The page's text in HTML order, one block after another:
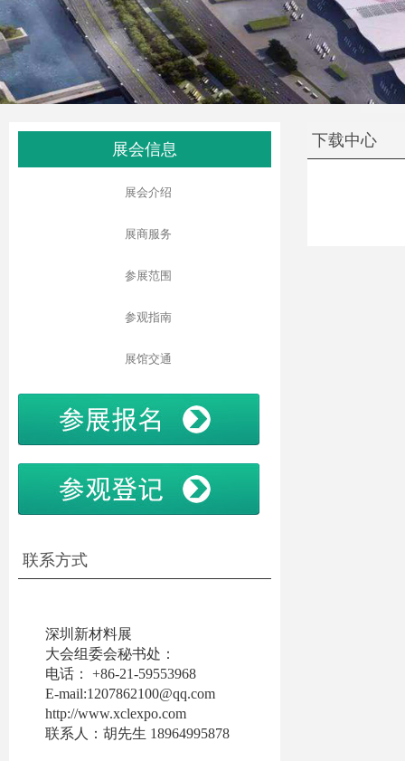
展会信息
展会介绍
展商服务
参展范围
参观指南
展馆交通
联系方式
深圳新材料展
大会组委会秘书处：
电话： +86-21-59553968
E-mail:1207862100@qq.com
http://www.xclexpo.com
联系人：胡先生 18964995878
下载中心